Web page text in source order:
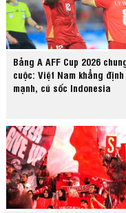
Bảng A AFF Cup 2026
cuộc: Việt Nam khẳng định
mạnh, cú sốc Indonesia